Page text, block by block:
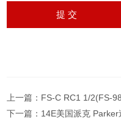
上一篇： FS-C RC1 1/2(FS-
下一篇： 14E美国派克